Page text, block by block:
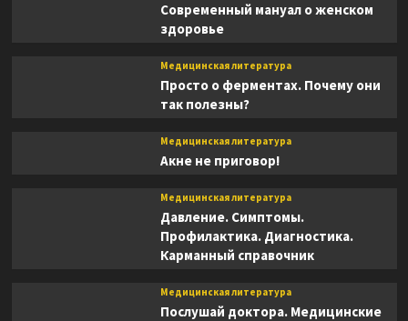
Современный мануал о женском
здоровье
Медицинская литература
Просто о ферментах. Почему они
так полезны?
Медицинская литература
Акне не приговор!
Медицинская литература
Давление. Симптомы.
Профилактика. Диагностика.
Карманный справочник
Медицинская литература
Послушай доктора. Медицинские